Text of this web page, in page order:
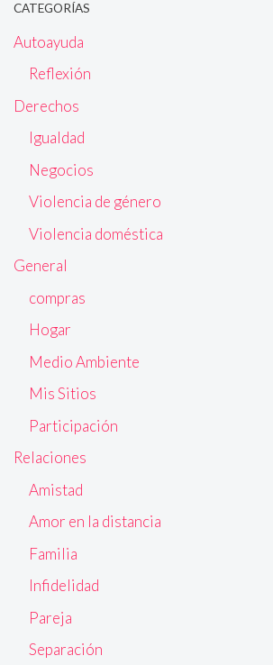
CATEGORÍAS
Autoayuda
Reflexión
Derechos
Igualdad
Negocios
Violencia de género
Violencia doméstica
General
compras
Hogar
Medio Ambiente
Mis Sitios
Participación
Relaciones
Amistad
Amor en la distancia
Familia
Infidelidad
Pareja
Separación